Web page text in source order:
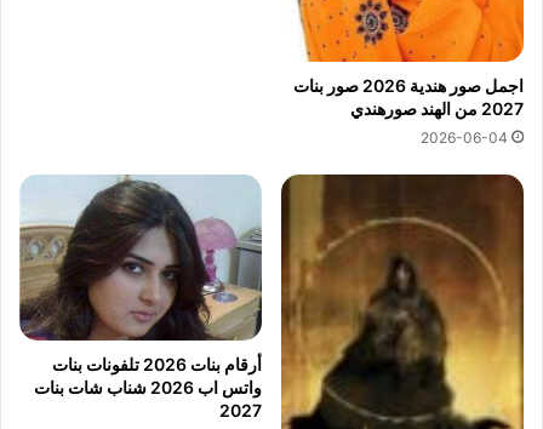
اجمل صور هندية 2026 صور بنات
2027 من الهند صورهندي
2026-06-04
أرقام بنات 2026 تلفونات بنات
واتس اب 2026 شناب شات بنات
2027